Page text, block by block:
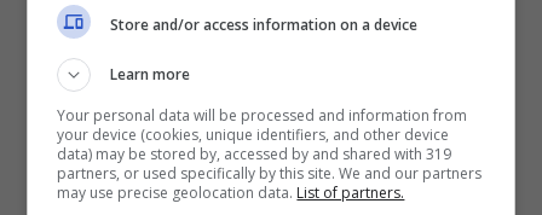
Odgaard di nuovo fermo ai
box
Italianodovrà fare a meno diErlićePedrola
entrambi convocati nella finale di Coppa più
Store and/or access information on a device
Learn more
Your personal data will be processed and information from
your device (cookies, unique identifiers, and other device
data) may be stored by, accessed by and shared with 319
partners, or used specifically by this site. We and our partners
may use precise geolocation data. List of partners.